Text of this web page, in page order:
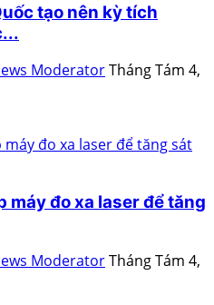
tạo nên kỳ tích
ModeratorTháng Tám 4,
máy đo xa laser để tăng
ModeratorTháng Tám 4,